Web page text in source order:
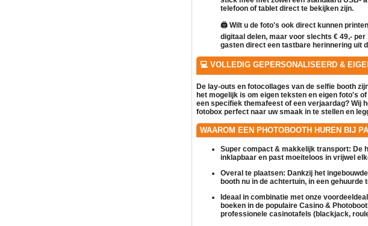
telefoon of tablet direct te bekijken zijn.
🖨️ Wilt u de foto's ook direct kunnen
digitaal delen, maar voor slechts € 49,- per
gasten direct een tastbare herinnering uit
💻 VOLLEDIG GEPERSONALISEERD &
De lay-outs en fotocollages van de selfie booth
het mogelijk is om eigen teksten en eigen foto's
een specifiek themafeest of een verjaardag? Wij
fotobox perfect naar uw smaak in te stellen en
WAAROM EEN PHOTOBOOTH HUREN BIJ
Super compact & makkelijk transport: De
inklapbaar en past moeiteloos in vrijwel
Overal te plaatsen: Dankzij het
booth nu in de achtertuin, in een
Ideaal in combinatie met onze
boeken in de populaire Casino &
professionele casinotafels (blackjack,